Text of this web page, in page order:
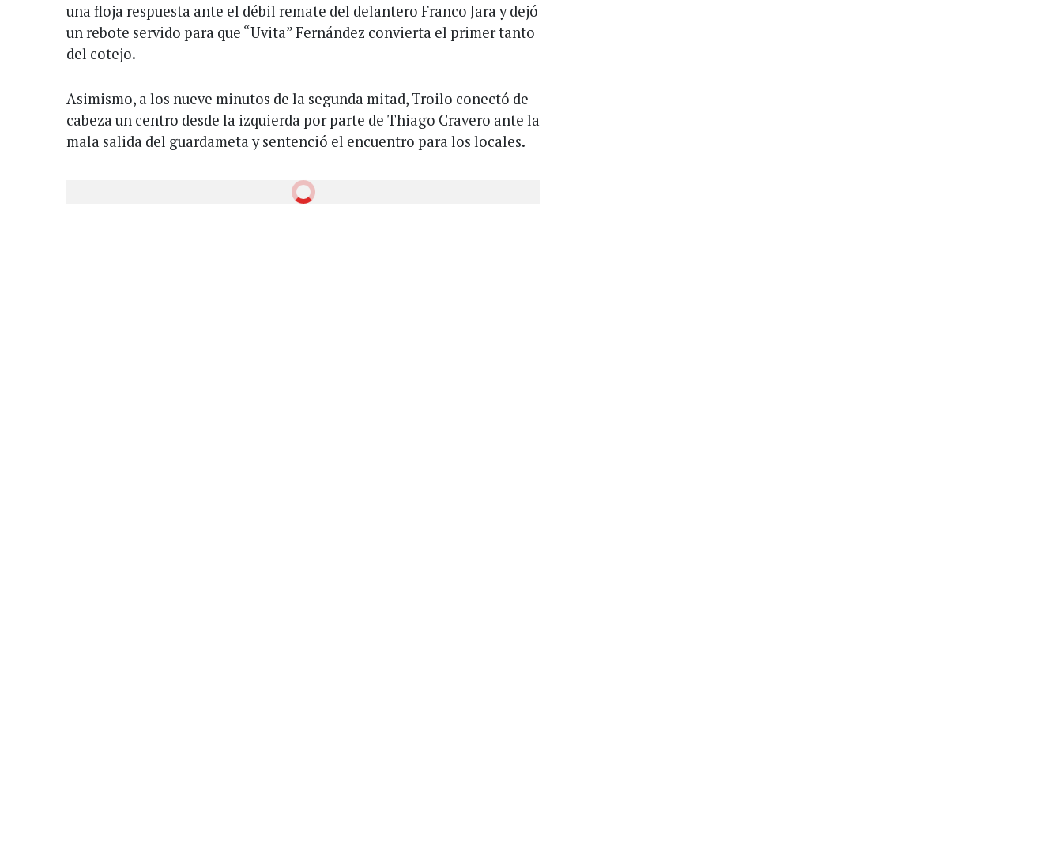
una floja respuesta ante el débil remate del delantero Franco Jara y dejó
un rebote servido para que “Uvita” Fernández convierta el primer tanto
del cotejo.
Asimismo, a los nueve minutos de la segunda mitad, Troilo conectó de
cabeza un centro desde la izquierda por parte de Thiago Cravero ante la
mala salida del guardameta y sentenció el encuentro para los locales.